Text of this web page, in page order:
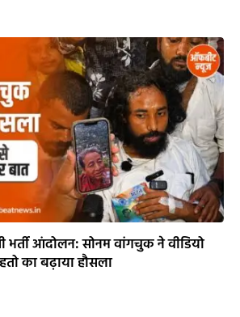
आंदोलन: सोनम वांगचुक ने वीडियो
का बढ़ाया हौसला